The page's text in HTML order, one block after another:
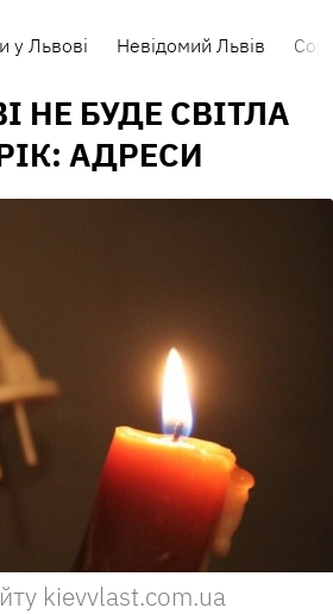
у Львові Невідомий Львів
НЕ БУДЕ СВІТЛА
АДРЕСИ
kievvlast.com.ua